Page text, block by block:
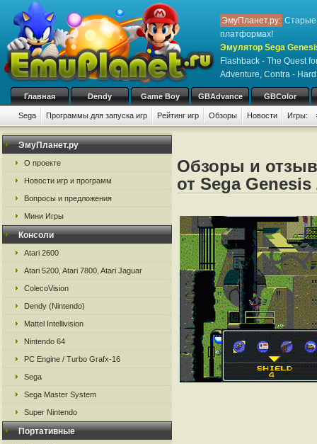
ЭмуПланет.ру: Старые
платформах!
Эмулятор Sega
Flashback - The Quest
Adventure, Contra -
Главная Dendy Game Boy GBAdvance GBColor
Sega Программы для запуска игр Рейтинг игр Обзоры Новости Игры:
ЭмуПланет.ру
О проекте
Новости игр и программ
Вопросы и предложения
Мини Игры
Консоли
Atari 2600
Atari 5200, Atari 7800, Atari Jaguar
ColecoVision
Dendy (Nintendo)
Mattel Intellivision
Nintendo 64
PC Engine / Turbo Grafx-16
Sega
Sega Master System
Super Nintendo
Портативные
Обзоры и
от Sega